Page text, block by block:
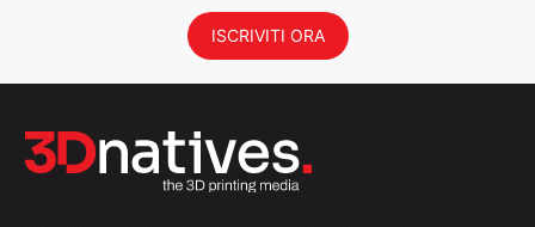
ISCRIVITI ORA